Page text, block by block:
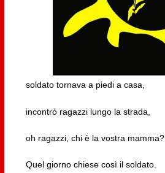
soldato tornava a piedi a casa,
incontrò ragazzi lungo la strada,
oh ragazzi, chi è la vostra mamma?
Quel giorno chiese così il soldato.